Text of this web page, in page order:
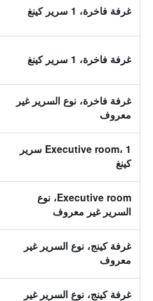
غرفة فاخرة، 1 سرير كينغ
غرفة فاخرة، 1 سرير كينغ
غرفة فاخرة، نوع السرير غير
معروف
Executive room، 1 سرير
كينغ
Executive room، نوع
السرير غير معروف
غرفة كينج، نوع السرير غير
معروف
غرفة كينج، نوع السرير غير